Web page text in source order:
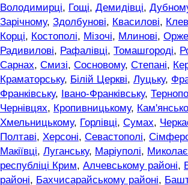
Володимирці, Гощі, Демидівці,
Зарічному, Здолбунові, Квасилові,
Корці, Костополі, Мізочі, Млинові,
Радивилові, Рафалівці, Томашгороді,
Сарнах, Смизі, Сосновому, Степані,
Краматорську, Білій Церкві, Луцьку,
Франківську, Івано-Франківську,
Чернівцях, Кропивницькому,
Хмельницькому, Горлівці, Сумах,
Полтаві, Херсоні, Севастополі,
Макіївці, Луганську, Маріуполі,
республіці Крим, Алчевському районі,
районі, Бахчисарайському районі,